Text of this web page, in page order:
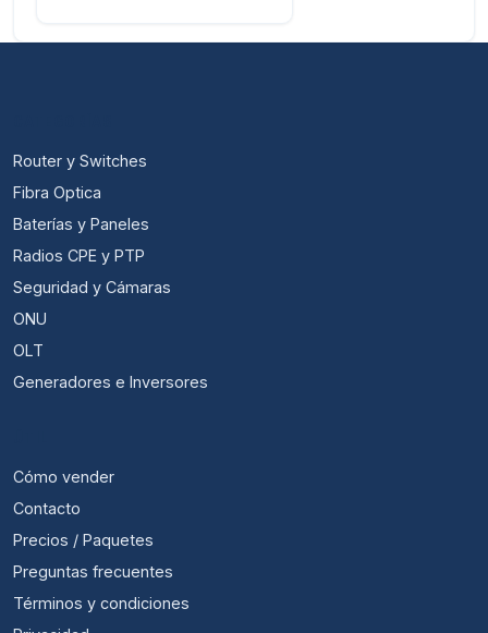
Router y Switches
Fibra Optica
Baterías y Paneles
Radios CPE y PTP
Seguridad y Cámaras
ONU
OLT
Generadores e Inversores
Cómo vender
Contacto
Precios / Paquetes
Preguntas frecuentes
Términos y condiciones